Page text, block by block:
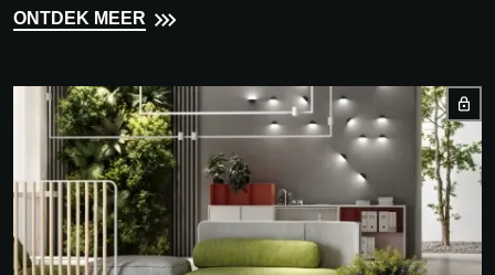
ONTDEK MEER